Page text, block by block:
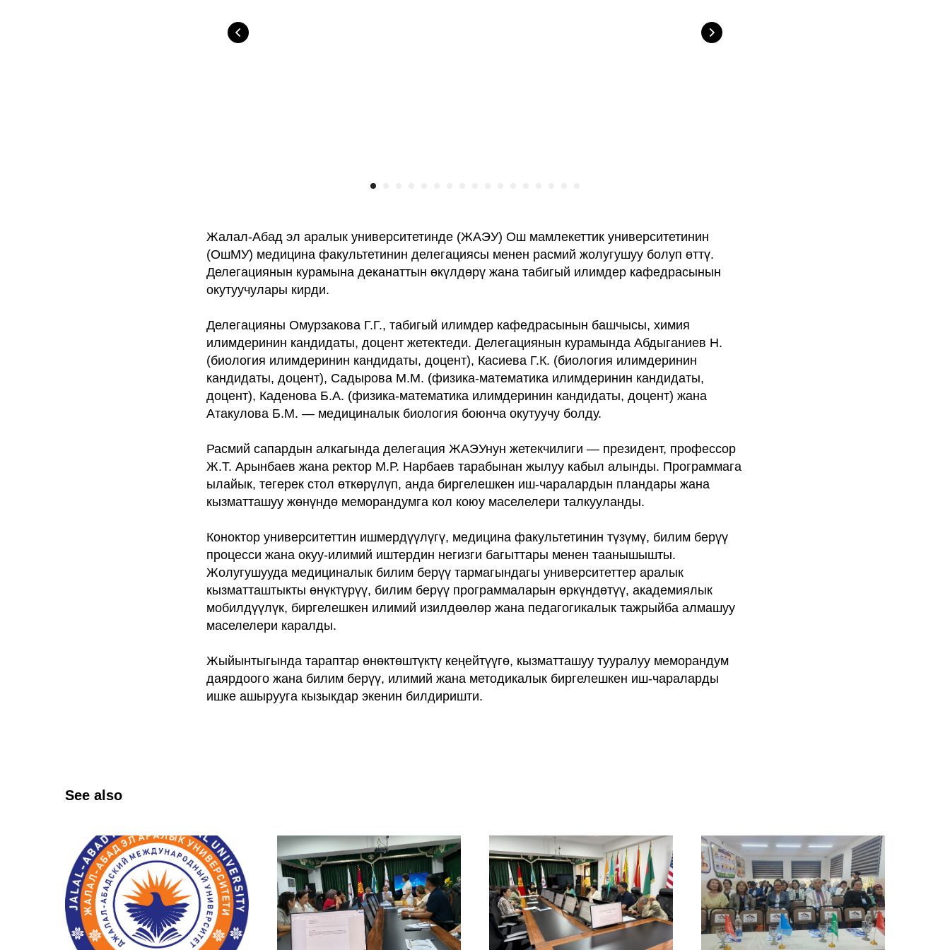
Жалал-Абад эл аралык университетинде (ЖАЭУ) Ош мамлекеттик университетинин
(ОшМУ) медицина факультетинин делегациясы менен расмий жолугушуу болуп өттү.
Делегациянын курамына деканаттын өкүлдөрү жана табигый илимдер кафедрасынын
окутуучулары кирди.
Делегацияны Омурзакова Г.Г., табигый илимдер кафедрасынын башчысы, химия
илимдеринин кандидаты, доцент жетектеди. Делегациянын курамында Абдыганиев Н.
(биология илимдеринин кандидаты, доцент), Касиева Г.К. (биология илимдеринин
кандидаты, доцент), Садырова М.М. (физика-математика илимдеринин кандидаты,
доцент), Каденова Б.А. (физика-математика илимдеринин кандидаты, доцент) жана
Атакулова Б.М. — медициналык биология боюнча окутуучу болду.
Расмий сапардын алкагында делегация ЖАЭУнун жетекчилиги — президент, профессор
Ж.Т. Арынбаев жана ректор М.Р. Нарбаев тарабынан жылуу кабыл алынды. Программага
ылайык, тегерек стол өткөрүлүп, анда биргелешкен иш-чаралардын пландары жана
кызматташуу жөнүндө меморандумга кол коюу маселелери талкууланды.
Коноктор университеттин ишмердүүлүгү, медицина факультетинин түзүмү, билим берүү
процесси жана окуу-илимий иштердин негизги багыттары менен таанышышты.
Жолугушууда медициналык билим берүү тармагындагы университеттер аралык
кызматташтыкты өнүктүрүү, билим берүү программаларын өркүндөтүү, академиялык
мобилдүүлүк, биргелешкен илимий изилдөөлөр жана педагогикалык тажрыйба алмашуу
маселелери каралды.
Жыйынтыгында тараптар өнөктөштүктү кеңейтүүгө, кызматташуу тууралуу меморандум
даярдоого жана билим берүү, илимий жана методикалык биргелешкен иш-чараларды
ишке ашырууга кызыкдар экенин билдиришти.
See also